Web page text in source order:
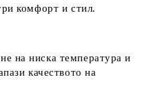
комфорт и стил.
на ниска температура и
качеството на